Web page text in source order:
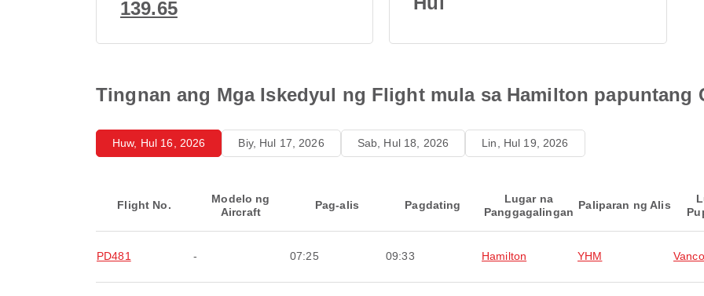
139.65
Tingnan ang Mga Iskedyul ng Flight mula sa Hamilton papuntang
Huw, Hul 16, 2026 Biy, Hul 17, 2026 Sab, Hul 18, 2026 Lin, Hul 19, 2026
Flight No.
Modelo ng
Aircraft
Pag-alis Pagdating
Lugar na
Panggagalingan
Paliparan ng Alis
PD481 - 07:25 09:33 Hamilton YHM